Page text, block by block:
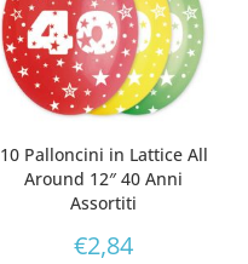
10 Palloncini in Lattice All
Around 12″ 40 Anni
Assortiti
€2,84